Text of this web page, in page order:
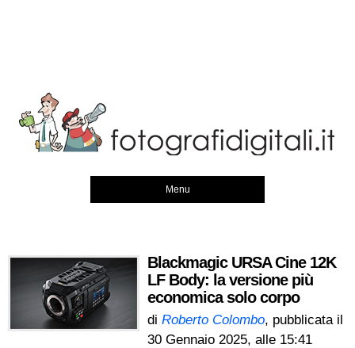
Menu
Blackmagic URSA Cine 12K
LF Body: la versione più
economica solo corpo
di Roberto Colombo, pubblicata il
30 Gennaio 2025, alle 15:41